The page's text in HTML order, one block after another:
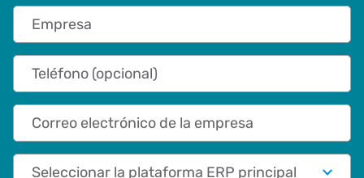
Empresa
Teléfono (opcional)
Correo electrónico de la empresa
Primary App/Tech Provider